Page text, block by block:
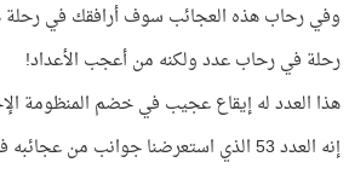
وفي رحاب هذه العجائب سوف أرافقك في
رحلة في رحاب عدد ولكنه من أعجب الأعداد!
هذا العدد له إيقاع عجيب في خضم المنظومة
إنه العدد 53 الذي استعرضنا جوانب من عجائبه في مشاهد عديدة متفرّقة.